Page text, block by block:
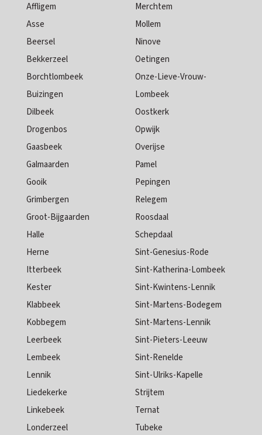
Affligem
Asse
Beersel
Bekkerzeel
Borchtlombeek
Buizingen
Dilbeek
Drogenbos
Gaasbeek
Galmaarden
Gooik
Grimbergen
Groot-Bijgaarden
Halle
Herne
Itterbeek
Kester
Klabbeek
Kobbegem
Leerbeek
Lembeek
Lennik
Liedekerke
Linkebeek
Londerzeel
Merchtem
Mollem
Ninove
Oetingen
Onze-Lieve-Vrouw-
Lombeek
Oostkerk
Opwijk
Overijse
Pamel
Pepingen
Relegem
Roosdaal
Schepdaal
Sint-Genesius-Rode
Sint-Katherina-Lombeek
Sint-Kwintens-Lennik
Sint-Martens-Bodegem
Sint-Martens-Lennik
Sint-Pieters-Leeuw
Sint-Renelde
Sint-Ulriks-Kapelle
Strijtem
Ternat
Tubeke